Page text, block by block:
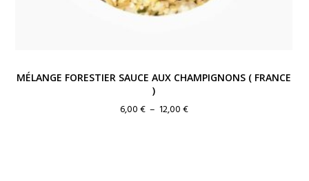
MÉLANGE FORESTIER SAUCE AUX CHAMPIGNONS ( FRANCE
)
6,00€ – 12,00€Plage